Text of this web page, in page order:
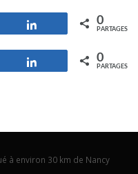
Partagez 0
PARTAGES
Partagez 0
PARTAGES
à environ 30 km de Nancy